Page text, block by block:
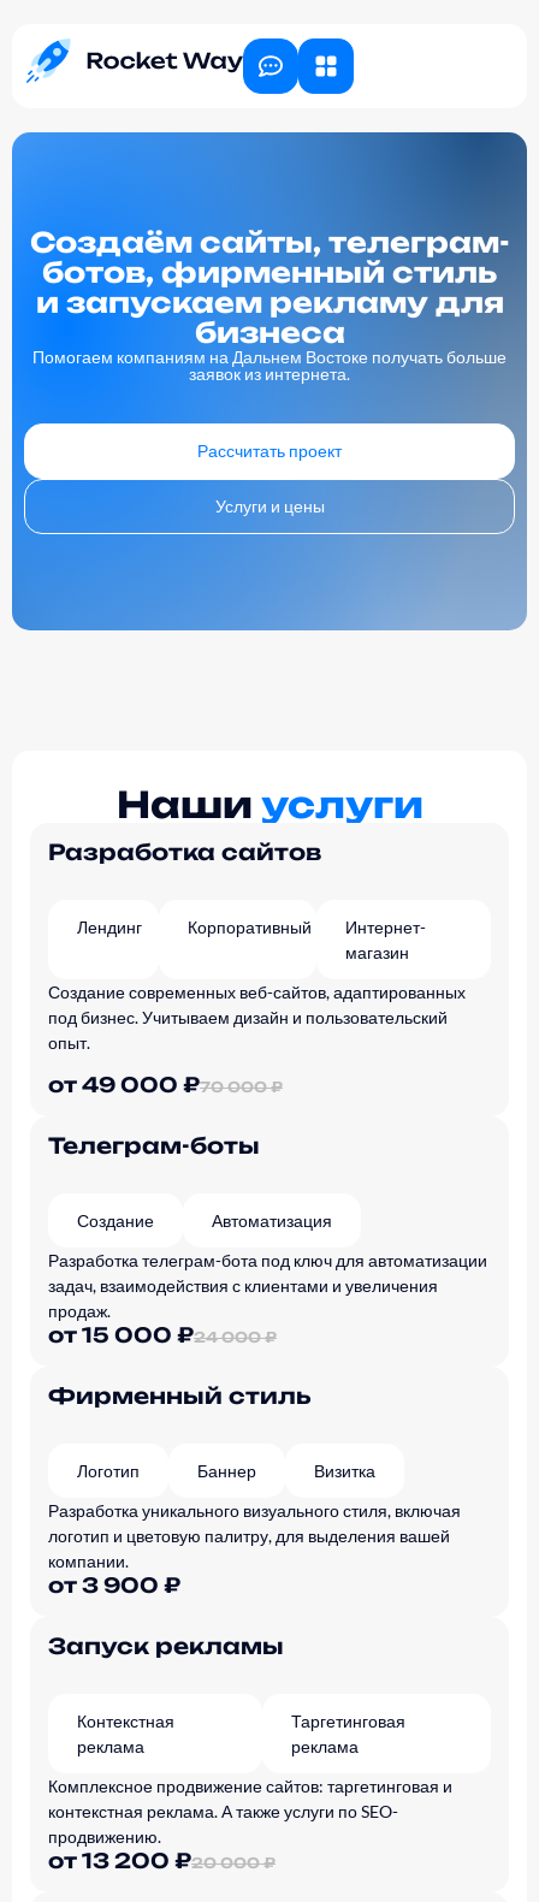
Создаём сайты, телеграм-
ботов, фирменный стиль
и запускаем рекламу для
бизнеса
Помогаем компаниям на Дальнем Востоке получать больше
заявок из интернета.
Рассчитать проект
Услуги и цены
Наши услуги
Разработка сайтов
Лендинг Корпоративный
Интернет-
магазин
Создание современных веб-сайтов, адаптированных
под бизнес. Учитываем дизайн и пользовательский
опыт.
от 49 000 ₽70 000 ₽
Телеграм-боты
Создание
Автоматизация
Разработка телеграм-бота под ключ для автоматизации
задач, взаимодействия с клиентами и увеличения
продаж.
от 15 000 ₽24 000 ₽
Фирменный стиль
Логотип Баннер
Визитка
Разработка уникального визуального стиля, включая
логотип и цветовую палитру, для выделения вашей
компании.
от 3 900 ₽
Запуск рекламы
Контекстная
реклама
Таргетинговая
реклама
Комплексное продвижение сайтов: таргетинговая и
контекстная реклама. А также услуги по SEO-
продвижению.
от 13 200 ₽20 000 ₽